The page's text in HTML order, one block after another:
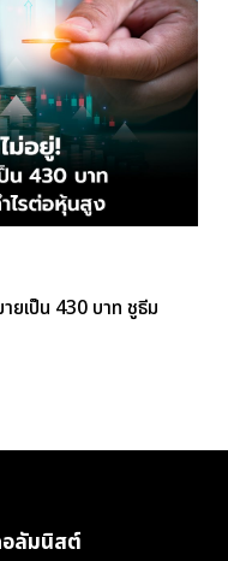
ยเป็น 430 บาท ชูธีม
ลัมนิสต์